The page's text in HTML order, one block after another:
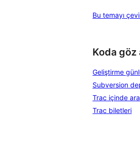
Bu temayı
Koda göz
Geliştirme
Subversion
Trac içinde ara
Trac biletleri